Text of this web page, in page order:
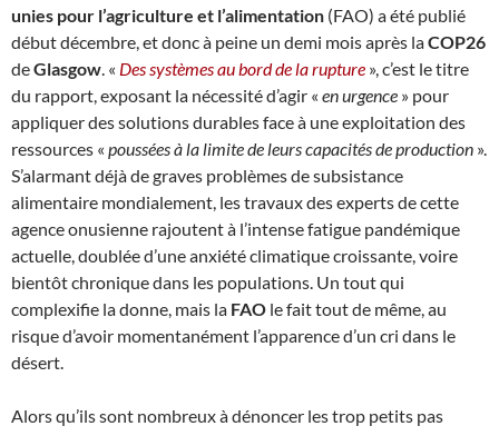
unies pour l’agriculture et l’alimentation (FAO) a été publié
début décembre, et donc à peine un demi mois après laCOP26
deGlasgow. « Des systèmes au bord de la rupture », c’est le titre
du rapport, exposant la nécessité d’agir « en urgence » pour
appliquer des solutions durables face à une exploitation des
ressources « poussées à la limite de leurs capacités de production ».
S’alarmant déjà de graves problèmes de subsistance
alimentaire mondialement, les travaux des experts de cette
agence onusienne rajoutent à l’intense fatigue pandémique
actuelle, doublée d’une anxiété climatique croissante, voire
bientôt chronique dans les populations. Un tout qui
complexifie la donne, mais la FAO le fait tout de même, au
risque d’avoir momentanément l’apparence d’un cri dans le
désert.
Alors qu’ils sont nombreux à dénoncer les trop petits pas